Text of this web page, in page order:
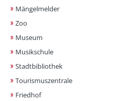
Mängelmelder
Zoo
Museum
Musikschule
Stadtbibliothek
Tourismuszentrale
Friedhof